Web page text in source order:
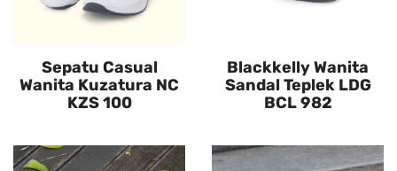
Sepatu Casual
Wanita Kuzatura NC
KZS 100
Blackkelly Wanita
Sandal Teplek LDG
BCL 982